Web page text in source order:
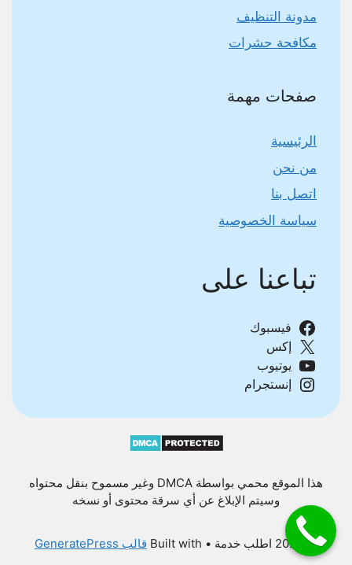
مدونة التنظيف
مكافحة حشرات
صفحات مهمة
الرئيسية
من نحن
اتصل بنا
سياسة الخصوصية
تباعنا على
فيسبوك
إكس
يوتيوب
إنستجرام
هذا الموقع محمي بواسطة DMCA وغير مسموح بنقل محتواه
وسيتم الإبلاغ عن أي سرقة محتوى أو نسخه
© 2026 اطلب خدمة • Built with قالب GeneratePress